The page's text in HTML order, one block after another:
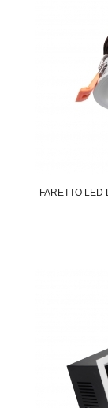
FARETTO